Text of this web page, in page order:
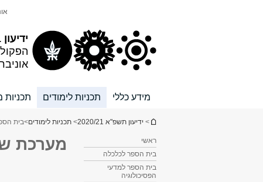
ידיעון 2020/21
מידע כללי תכניות לימודים תכניות
הינך נמצא כאן
> ידיעון תשפ"א 2020/21 > תכניות לימודים>בית
ראשי
בית הספר לכלכלה
בית הספר למדעי
הפסיכולוגיה
מערכת